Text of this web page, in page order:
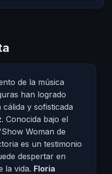
de la música
han logrado
y sofisticada
. Conocida bajo el
Woman de
es un testimonio
despertar en
la vida. Floria